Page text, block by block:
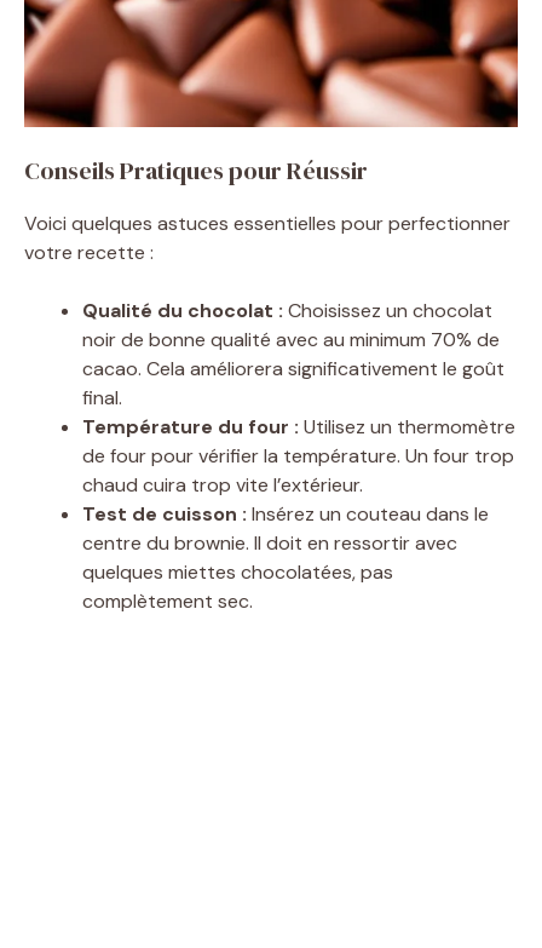
Conseils Pratiques pour Réussir
Voici quelques astuces essentielles pour perfectionner
votre recette :
Qualité du chocolat : Choisissez un chocolat
noir de bonne qualité avec au minimum 70% de
cacao. Cela améliorera significativement le goût
final.
Température du four : Utilisez un thermomètre
de four pour vérifier la température. Un four trop
chaud cuira trop vite l’extérieur.
Test de cuisson : Insérez un couteau dans le
centre du brownie. Il doit en ressortir avec
quelques miettes chocolatées, pas
complètement sec.